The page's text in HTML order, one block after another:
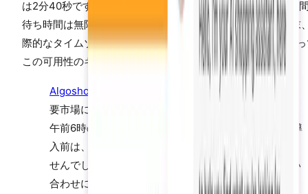
は2分40秒です。しかもそれは営業時間内の話です。営業時
待ち時間は無限です。売上の30%を営業時間外（夜間、週末
際的なタイムゾーン）で生み出しているShopifyストアにと
この可用性のギャップは直接的な収益損失につながります。
Algoshop
AIを導入したスキンケアブランドでは、主
要市場においてコンバージョンの34%が午後10時から
午前6時の間に発生していました。AIチャットボット導
入前は、これらのショッパーはサポートを受けられま
せんでした。導入後、AIは月間1,200件以上の夜間問い
合わせに回答し、8,400ドルの放棄収益を回復しまし